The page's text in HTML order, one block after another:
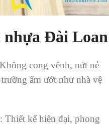
nhựa Đài Loan
cong vênh, nứt nẻ
ẩm ướt như nhà vệ
: Thiết kế hiện đại, phong